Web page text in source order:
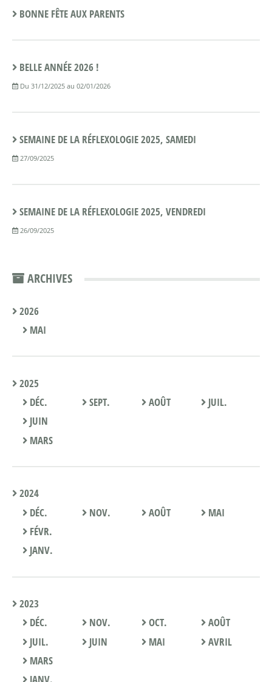
BONNE FÊTE AUX PARENTS
BELLE ANNÉE 2026 !
Du 31/12/2025 au 02/01/2026
SEMAINE DE LA RÉFLEXOLOGIE 2025, SAMEDI
27/09/2025
SEMAINE DE LA RÉFLEXOLOGIE 2025, VENDREDI
26/09/2025
ARCHIVES
2026
MAI
2025
DÉC.
SEPT. AOÛT
JUIL.
JUIN
MARS
2024
DÉC.
NOV. AOÛT
MAI
FÉVR.
JANV.
2023
DÉC.
NOV. OCT.
AOÛT
JUIL.
JUIN MAI
AVRIL
MARS